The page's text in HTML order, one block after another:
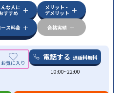
対応授業の振替可能 不登校生に対
応 1科目から受講可能季節講習の
習室あり
んな人に
すすめ
メリット・
デメリット
ース料金 合格実績
電話する 通話料無料
10:00~22:00